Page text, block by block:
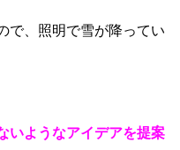
で、照明で雪が降ってい
いようなアイデアを提案